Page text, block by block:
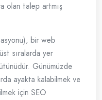
olan talep artmış
bir web
sıralarda yer
Günümüzde
ayakta kalabilmek ve
için SEO